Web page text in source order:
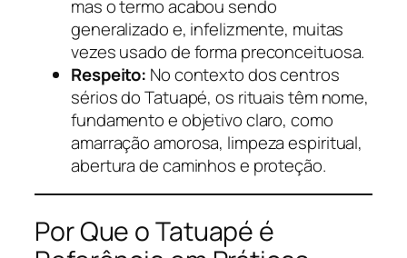
mas o termo acabou sendo
generalizado e, infelizmente, muitas
vezes usado de forma preconceituosa.
Respeito: No contexto dos centros
sérios do Tatuapé, os rituais têm nome,
fundamento e objetivo claro, como
amarração amorosa, limpeza espiritual,
abertura de caminhos e proteção.
Por Que o Tatuapé é